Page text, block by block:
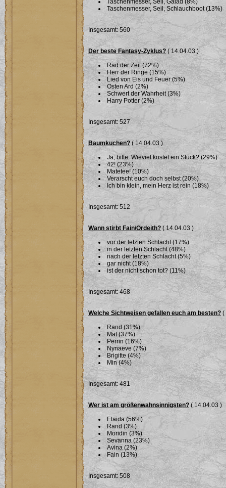
Taschenmesser, Seil, Galad (8%)
Taschenmesser, Seil, Schlauchboot (13%)
Insgesamt: 560
Der beste Fantasy-Zyklus?( 14.04.03 )
Rad der Zeit (72%)
Herr der Ringe (15%)
Lied von Eis und Feuer (5%)
Osten Ard (2%)
Schwert der Wahrheit (3%)
Harry Potter (2%)
Insgesamt: 527
Baumkuchen?( 14.04.03 )
Ja, bitte. Wieviel kostet ein Stück? (29%)
42! (23%)
Matetee! (10%)
Verarscht euch doch selbst (20%)
Ich bin klein, mein Herz ist rein (18%)
Insgesamt: 512
Wann stirbt Fain/Ordeith? ( 14.04.03 )
vor der letzten Schlacht (17%)
in der letzten Schlacht (48%)
nach der letzten Schlacht (5%)
gar nicht (18%)
ist der nicht schon tot? (11%)
Insgesamt: 468
Welche Sichtweisen gefallen euch am besten? (
Rand (31%)
Mat (37%)
Perrin (16%)
Nynaeve (7%)
Brigitte (4%)
Min (4%)
Insgesamt: 481
Wer ist am größenwahnsinnigsten?( 14.04.03 )
Elaida (56%)
Rand (3%)
Moridin (3%)
Sevanna (23%)
Avina (2%)
Fain (13%)
Insgesamt: 508